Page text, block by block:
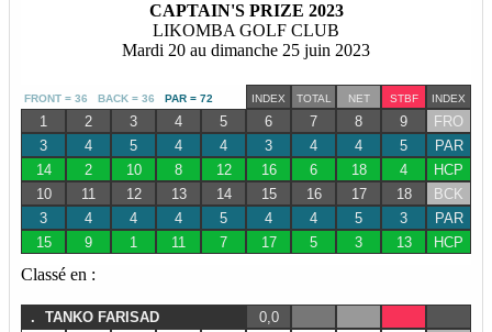
CAPTAIN'S PRIZE 2023
LIKOMBA GOLF CLUB
Mardi 20 au dimanche 25 juin 2023
FRONT = 36 BACK = 36 PAR = 72 INDEX TOTAL NET STBF INDEX
1 2 3 4 5 6 7 8 9
FRO
3
4 5 4 4 3 4 4 5
PAR
14
2 10 8 12 16 6 18 4
HCP
10
11 12 13 14 15 16 17 18
BCK
3
4 4 4 5 4 4 5 3
PAR
15
9 1 11 7 17 5 3 13 HCP
Classé en :
. TANKO FARISAD
0,0